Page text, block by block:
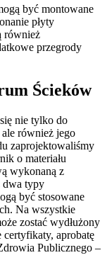
być montowane
płyty
również
przegrody
Ścieków
nie tylko do
również jego
zaprojektowaliśmy
o materiału
wykonaną z
dwa typy
być stosowane
Na wszystkie
zostać wydłużony
aprobatę
Publicznego –